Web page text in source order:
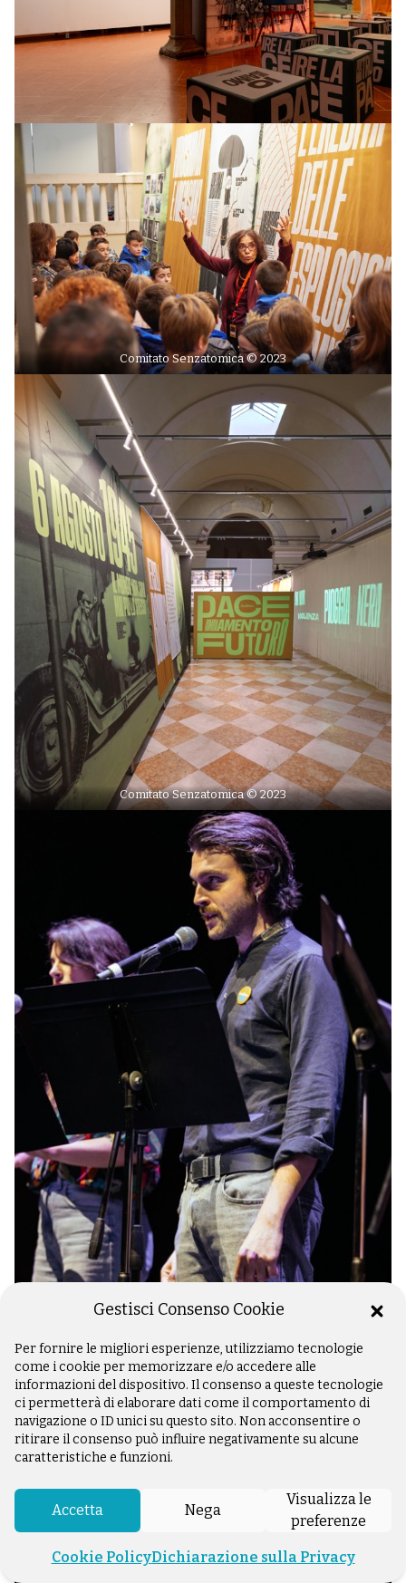
Comitato Senzatomica © 2023
Comitato Senzatomica © 2023
© Matteo Torre per Senzatomica
Gestisci Consenso Cookie
Per fornire le migliori esperienze, utilizziamo tecnologie
come i cookie per memorizzare e/o accedere alle
informazioni del dispositivo. Il consenso a queste tecnologie
ci permetterà di elaborare dati come il comportamento di
navigazione o ID unici su questo sito. Non acconsentire o
ritirare il consenso può influire negativamente su alcune
caratteristiche e funzioni.
Accetta Nega
Visualizza le
preferenze
Cookie PolicyDichiarazione sulla Privacy